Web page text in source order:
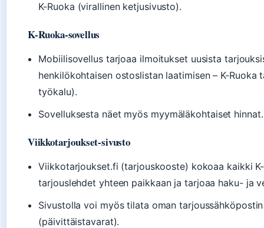
K-Ruoka (virallinen ketjusivusto).
K-Ruoka-sovellus
Mobiilisovellus tarjoaa ilmoitukset uusista
henkilökohtaisen ostoslistan laatimisen – K-Ruoka
työkalu).
Sovelluksesta näet myös myymäläkohtaiset hinnat.
Viikkotarjoukset-sivusto
Viikkotarjoukset.fi (tarjouskooste) kokoaa kaikki
tarjouslehdet yhteen paikkaan ja tarjoaa haku- ja
Sivustolla voi myös tilata oman
(päivittäistavarat).